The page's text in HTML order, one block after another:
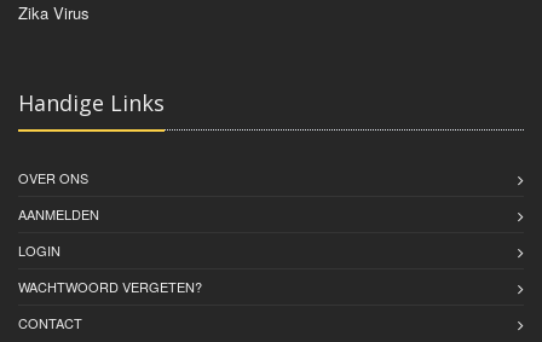
Zika Virus
Handige Links
OVER ONS
AANMELDEN
LOGIN
WACHTWOORD VERGETEN?
CONTACT